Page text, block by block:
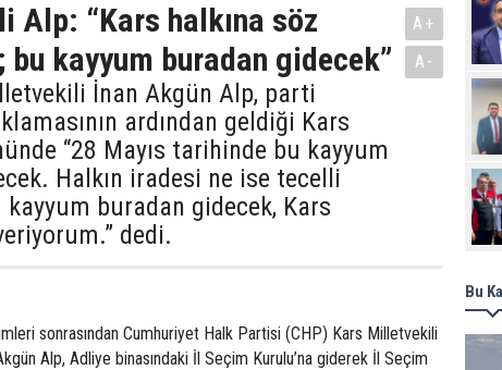
Alp: “Kars halkına söz
bu kayyum buradan gidecek”
İnan Akgün Alp, parti
ardından geldiği Kars
“28 Mayıs tarihinde bu kayyum
Halkın iradesi ne ise tecelli
kayyum buradan gidecek, Kars
dedi.
A+
A-
sonrasından Cumhuriyet Halk Partisi (CHP) Kars Milletvekili
Alp, Adliye binasındaki İl Seçim Kurulu’na giderek İl Seçim
Bu